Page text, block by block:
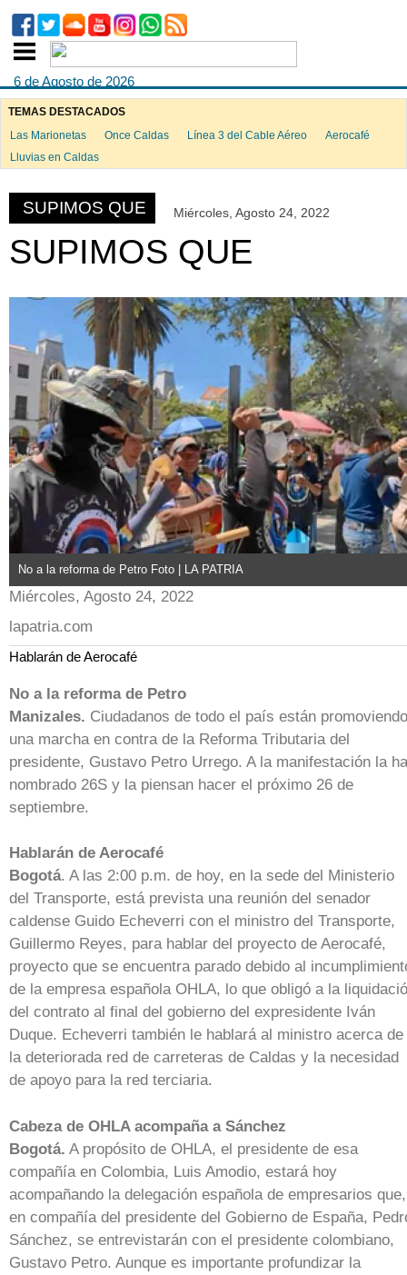
6 de Agosto de 2026
TEMAS DESTACADOS
Las Marionetas
Once Caldas Línea 3 del Cable Aéreo
Aerocafé
Lluvias en Caldas
SUPIMOS QUE Miércoles, Agosto 24, 2022
SUPIMOS QUE
No a la reforma de Petro Foto | LA PATRIA
Miércoles, Agosto 24, 2022
lapatria.com
Hablarán de Aerocafé
No a la reforma de Petro
Manizales. Ciudadanos de todo el país están promoviendo
una marcha en contra de la Reforma Tributaria del
presidente, Gustavo Petro Urrego. A la manifestación la
nombrado 26S y la piensan hacer el próximo 26 de
septiembre.
Hablarán de Aerocafé
Bogotá. A las 2:00 p.m. de hoy, en la sede del Ministerio
del Transporte, está prevista una reunión del senador
caldense Guido Echeverri con el ministro del Transporte,
Guillermo Reyes, para hablar del proyecto de Aerocafé,
proyecto que se encuentra parado debido al
de la empresa española OHLA, lo que obligó a la
del contrato al final del gobierno del expresidente Iván
Duque. Echeverri también le hablará al ministro acerca de
la deteriorada red de carreteras de Caldas y la necesidad
de apoyo para la red terciaria.
Cabeza de OHLA acompaña a Sánchez
Bogotá. A propósito de OHLA, el presidente de esa
compañía en Colombia, Luis Amodio, estará hoy
acompañando la delegación española de empresarios que,
en compañía del presidente del Gobierno de España,
Sánchez, se entrevistarán con el presidente colombiano,
Gustavo Petro. Aunque es importante profundizar la